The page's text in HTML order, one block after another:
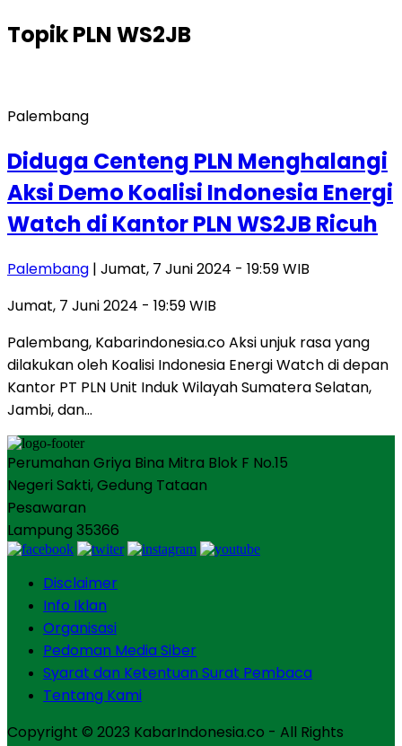
TopikPLN WS2JB
Palembang
Diduga Centeng PLN Menghalangi
Aksi Demo Koalisi Indonesia Energi
Watch di Kantor PLN WS2JB Ricuh
Palembang | Jumat, 7 Juni 2024 - 19:59 WIB
Jumat, 7 Juni 2024 - 19:59 WIB
Palembang, Kabarindonesia.co Aksi unjuk rasa yang
dilakukan oleh Koalisi Indonesia Energi Watch di depan
Kantor PT PLN Unit Induk Wilayah Sumatera Selatan,
Jambi, dan…
Perumahan Griya Bina Mitra Blok F No.15
Negeri Sakti, Gedung Tataan
Pesawaran
Lampung 35366
Disclaimer
Info Iklan
Organisasi
Pedoman Media Siber
Syarat dan Ketentuan Surat Pembaca
Tentang Kami
Copyright © 2023 KabarIndonesia.co - All Rights